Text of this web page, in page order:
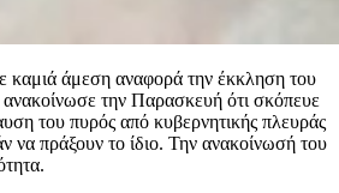
καμιά άμεση αναφορά την έκκληση του
την Παρασκευή ότι σκόπευε
του πυρός από κυβερνητικής πλευράς
να πράξουν το ίδιο. Την ανακοίνωσή του